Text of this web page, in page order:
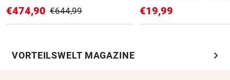
€474,90 €644,99 €19,99
VORTEILSWELT MAGAZINE chevron_right